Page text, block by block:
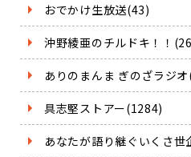
おでかけ生放送(43)
沖野綾亜のチルドキ！！
ありのまんま ぎのざラジ
具志堅ストアー(1284)
あなたが語り継ぐいくさ世